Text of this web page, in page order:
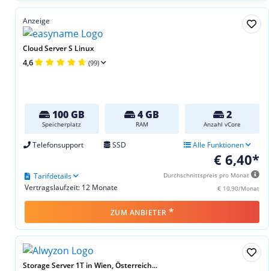
Anzeige
Cloud Server S Linux
4,6 (99)
100 GB
Speicherplatz
4 GB
RAM
2
Anzahl vCore
Telefonsupport SSD Alle Funktionen
€ 6,40*
Durchschnittspreis pro Monat
€ 10,90/Monat
Vertragslaufzeit: 12 Monate
Tarifdetails
ZUM ANBIETER *
Storage Server 1T in Wien, Österreich...